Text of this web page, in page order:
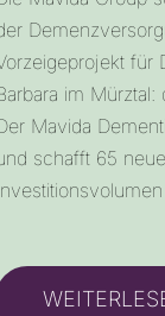
für
im Mürztal:
Mavida
schafft 65